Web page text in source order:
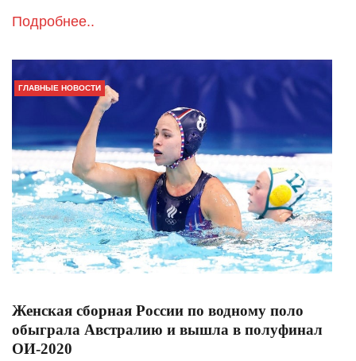
Подробнее..
ГЛАВНЫЕ НОВОСТИ
Женская сборная России по водному поло
обыграла Австралию и вышла в полуфинал
ОИ-2020